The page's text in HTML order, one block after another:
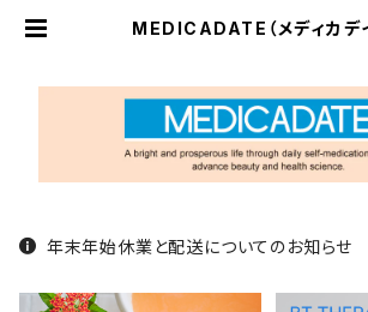
MEDICADATE（メディカデ
年末年始休業と配送についてのお知らせ